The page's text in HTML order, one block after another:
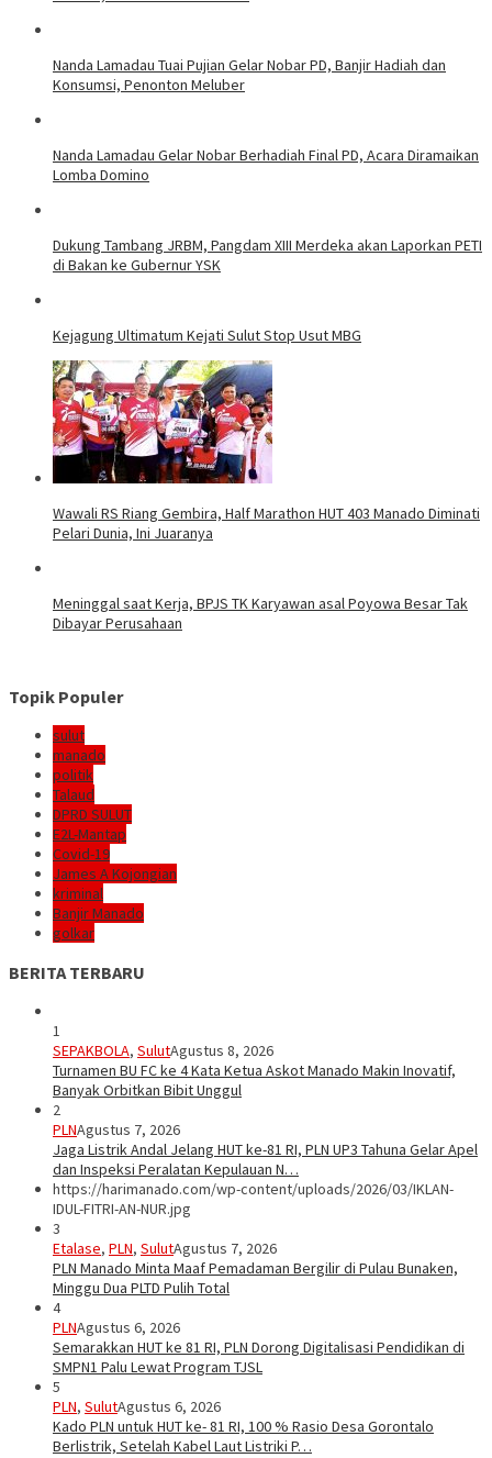
Nanda Lamadau Tuai Pujian Gelar Nobar PD, Banjir Hadiah dan
Konsumsi, Penonton Meluber
Nanda Lamadau Gelar Nobar Berhadiah Final PD, Acara Diramaikan
Lomba Domino
Dukung Tambang JRBM, Pangdam XIII Merdeka akan Laporkan PETI
di Bakan ke Gubernur YSK
Kejagung Ultimatum Kejati Sulut Stop Usut MBG
Wawali RS Riang Gembira, Half Marathon HUT 403 Manado Diminati
Pelari Dunia, Ini Juaranya
Meninggal saat Kerja, BPJS TK Karyawan asal Poyowa Besar Tak
Dibayar Perusahaan
Topik Populer
sulut
manado
politik
Talaud
DPRD SULUT
E2L-Mantap
Covid-19
James A Kojongian
kriminal
Banjir Manado
golkar
BERITA TERBARU
1
SEPAKBOLA, SulutAgustus 8, 2026
Turnamen BU FC ke 4 Kata Ketua Askot Manado Makin Inovatif,
Banyak Orbitkan Bibit Unggul
2
PLNAgustus 7, 2026
Jaga Listrik Andal Jelang HUT ke-81 RI, PLN UP3 Tahuna Gelar Apel
dan Inspeksi Peralatan Kepulauan N…
https://harimanado.com/wp-content/uploads/2026/03/IKLAN-
IDUL-FITRI-AN-NUR.jpg
3
Etalase, PLN, SulutAgustus 7, 2026
PLN Manado Minta Maaf Pemadaman Bergilir di Pulau Bunaken,
Minggu Dua PLTD Pulih Total
4
PLNAgustus 6, 2026
Semarakkan HUT ke 81 RI, PLN Dorong Digitalisasi Pendidikan di
SMPN1 Palu Lewat Program TJSL
5
PLN, SulutAgustus 6, 2026
Kado PLN untuk HUT ke- 81 RI, 100 % Rasio Desa Gorontalo
Berlistrik, Setelah Kabel Laut Listriki P…